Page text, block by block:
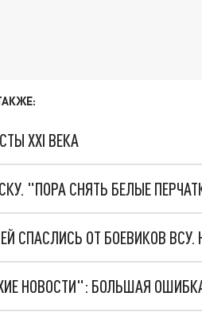
XXI ВЕКА
"ПОРА СНЯТЬ БЕЛЫЕ
СПАСЛИСЬ ОТ БОЕВИКОВ